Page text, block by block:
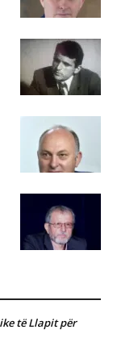
të Llapit për